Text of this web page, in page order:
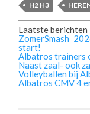
H2 H3
Laatste berichten
ZomerSmash
start!
Albatros trainers
Naast zaal- ook
Volleyballen bij
Albatros CMV 4